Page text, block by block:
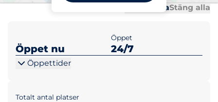
Öppna allaStäng alla
Öppet nu
Öppet
24/7
Öppettider
Totalt antal platser